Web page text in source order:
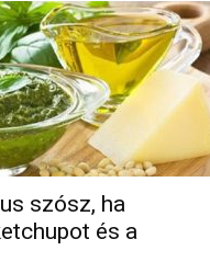
szósz, ha
és a